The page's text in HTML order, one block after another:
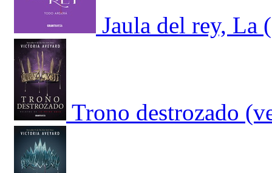
Jaula del rey, La
Trono destrozado